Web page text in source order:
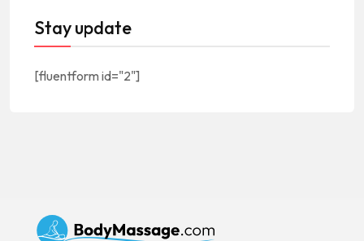
Stay update
[fluentform id="2"]